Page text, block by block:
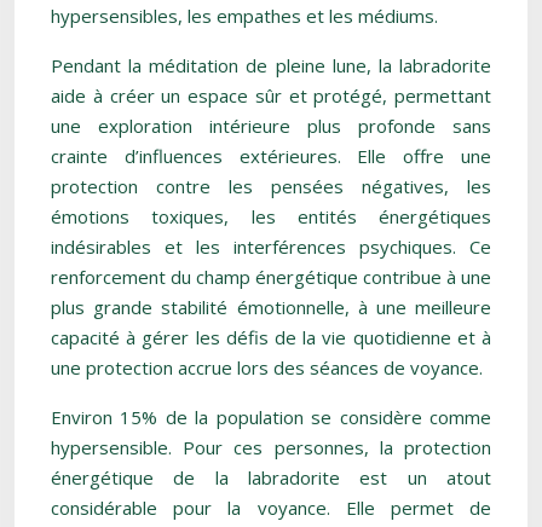
hypersensibles, les empathes et les médiums.
Pendant la méditation de pleine lune, la labradorite
aide à créer un espace sûr et protégé, permettant
une exploration intérieure plus profonde sans
crainte d’influences extérieures. Elle offre une
protection contre les pensées négatives, les
émotions toxiques, les entités énergétiques
indésirables et les interférences psychiques. Ce
renforcement du champ énergétique contribue à une
plus grande stabilité émotionnelle, à une meilleure
capacité à gérer les défis de la vie quotidienne et à
une protection accrue lors des séances de voyance.
Environ 15% de la population se considère comme
hypersensible. Pour ces personnes, la protection
énergétique de la labradorite est un atout
considérable pour la voyance. Elle permet de